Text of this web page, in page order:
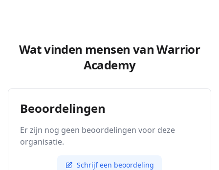
Wat vinden mensen van Warrior
Academy
Beoordelingen
Er zijn nog geen beoordelingen voor deze
organisatie.
Schrijf een beoordeling